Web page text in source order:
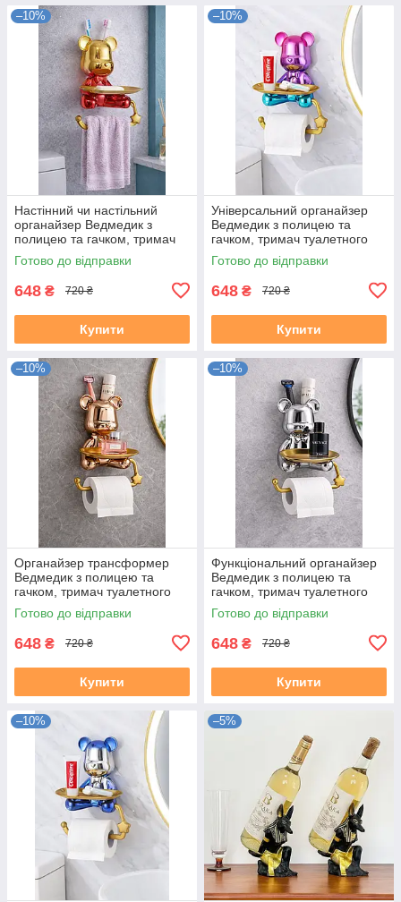
–10%
Настінний чи настільний
органайзер Ведмедик з
полицею та гачком, тримач
туалетного паперу/рушника/
мочалки, для прикрас/
Готово до відправки
648 ₴ 720 ₴
Купити
–10%
Універсальний органайзер
Ведмедик з полицею та
гачком, тримач туалетного
паперу/рушника/мочалки,
для прикрас/косметики/
Готово до відправки
648 ₴ 720 ₴
Купити
–10%
Органайзер трансформер
Ведмедик з полицею та
гачком, тримач туалетного
паперу/рушника/мочалки,
для прикрас/косметики/
Готово до відправки
648 ₴ 720 ₴
Купити
–10%
Функціональний органайзер
Ведмедик з полицею та
гачком, тримач туалетного
паперу/рушника/мочалки,
для прикрас/косметики/
Готово до відправки
648 ₴ 720 ₴
Купити
–10% –5%